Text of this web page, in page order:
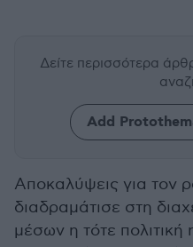
Δείτε περισσότερα
Add
Αποκαλύψεις για τον
διαδραμάτισε στη
μέσων η τότε πολιτική